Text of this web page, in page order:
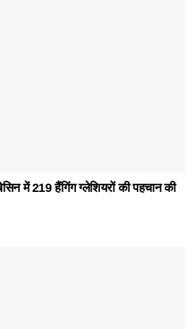
में 219 हैंगिंग ग्लेशियरों की पहचान की